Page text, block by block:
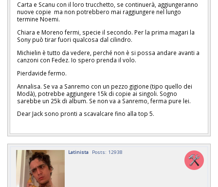
Carta e Scanu con il loro trucchetto, se continuerà, aggiungeranno
nuove copie ma non potrebbero mai raggiungere nel lungo
termine Noemi.
Chiara e Moreno fermi, specie il secondo. Per la prima magari la
Sony può tirar fuori qualcosa dal cilindro.
Michielin è tutto da vedere, perché non è si possa andare avanti a
canzoni con Fedez. Io spero prenda il volo.
Pierdavide fermo.
Annalisa. Se va a Sanremo con un pezzo gigione (tipo quello dei
Modà), potrebbe aggiungere 15k di copie ai singoli. Sogno
sarebbe un 25k di album. Se non va a Sanremo, ferma pure lei.
Dear Jack sono pronti a scavalcare fino alla top 5.
Latinista Posts: 12938